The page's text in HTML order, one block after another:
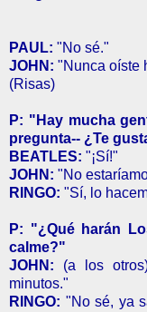
PAUL: "No sé."
JOHN: "Nunca oíste
(Risas)
P: "Hay mucha
pregunta-- ¿Te
BEATLES: "¡Sí!"
JOHN: "No
RINGO: "Sí, lo
P: "¿Qué harán
calme?"
JOHN: (a los
minutos."
RINGO: "No sé, ya